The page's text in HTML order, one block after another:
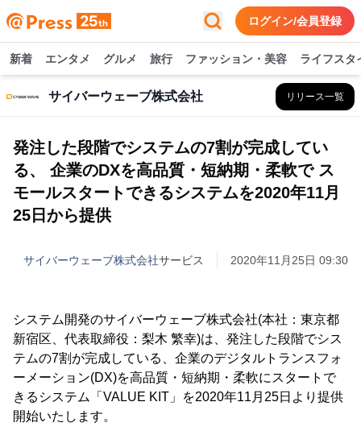
ログイン/会員登録
新着 エンタメ グルメ 旅行 ファッション・美容 ライフスタ
サイバーウェーブ株式会社 リリース一覧
発注した段階でシステムの7割が完成してい
る、 企業のDXを高品質・短納期・柔軟で ス
モールスタートできるシステムを2020年11月
25日から提供
サイバーウェーブ株式会社サービス 2020年11月25日 09:30
システム開発のサイバーウェーブ株式会社(本社：東京都
新宿区、代表取締役：梨木 繁幸)は、発注した段階でシス
テムの7割が完成している、企業のデジタルトランスフォ
ーメーション(DX)を高品質・短納期・柔軟にスタートで
きるシステム「VALUE KIT」を2020年11月25日より提供
開始いたします。